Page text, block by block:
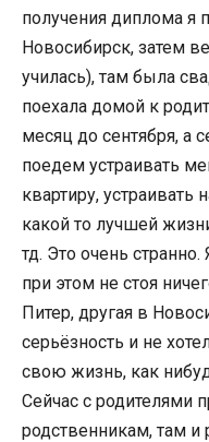
получения диплома я
Новосибирск, затем
училась), там была
поехала домой к
месяц до сентября, а
поедем устраивать
квартиру, устраивать
какой то лучшей
тд. Это очень
при этом не стоя
Питер, другая в
серьёзность и не
свою жизнь, как
Сейчас с родителями
родственникам, там